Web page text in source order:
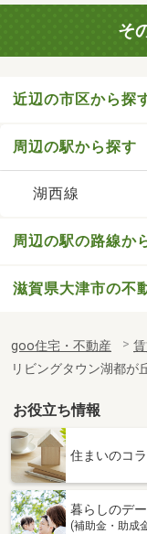
そ
近辺の市区から探
周辺の駅から探す
湖西線
周辺の駅の路線か
滋賀県大津市の不
goo住宅・不動産
リビングタウン湖都が
お役立ち情報
住まいのコ
暮らしのデ
(補助金・助成